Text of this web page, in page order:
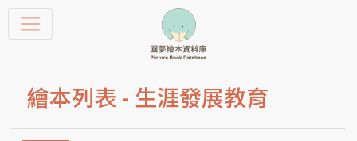
繪本列表 - 生涯發展教育